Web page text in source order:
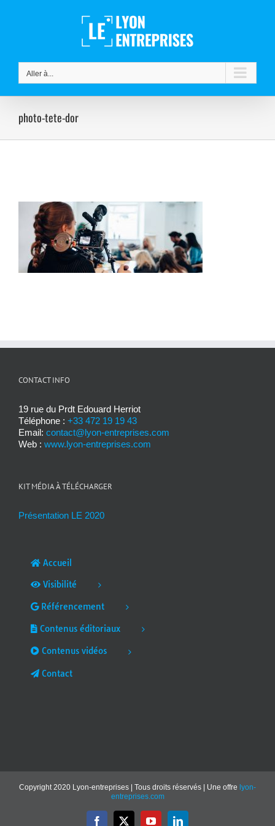
Aller à...
photo-tete-dor
CONTACT INFO
19 rue du Prdt Edouard Herriot
Téléphone : +33 472 19 19 43
Email: contact@lyon-entreprises.com
Web : www.lyon-entreprises.com
KIT MÉDIA À TÉLÉCHARGER
Présentation LE 2020
Accueil
Visibilité
Référencement
Contenus éditoriaux
Contenus vidéos
Contact
Copyright 2020 Lyon-entreprises | Tous droits réservés | Une offre lyon-
entreprises.com